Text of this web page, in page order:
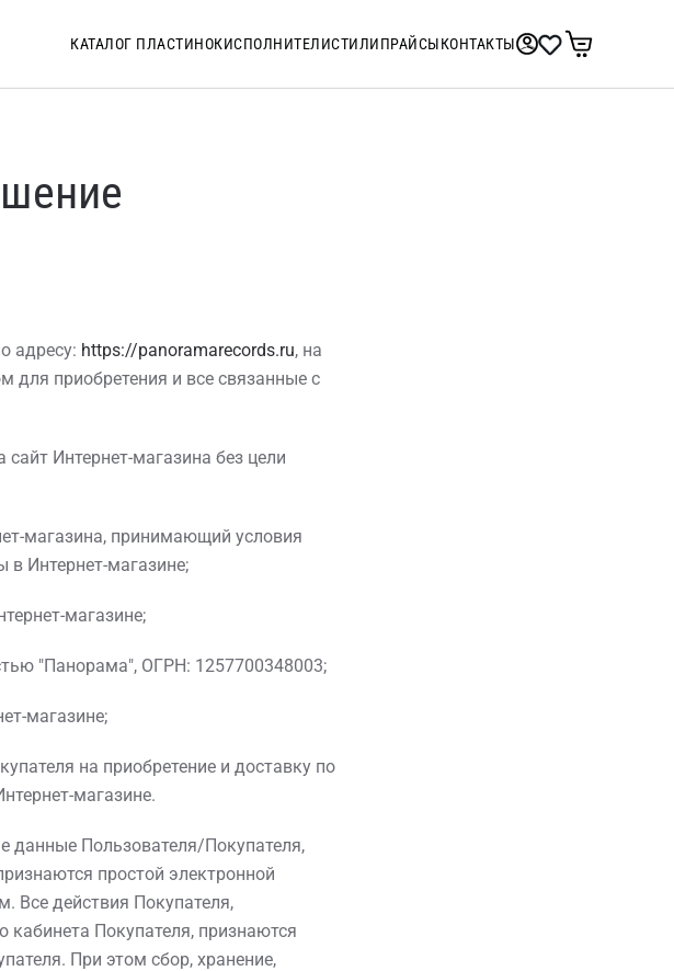
КАТАЛОГ ПЛАСТИНОКИСПОЛНИТЕЛИСТИЛИПРАЙСЫКОНТАКТЫ
адресу: https://panoramarecords.ru, на
приобретения и все связанные с
Интернет-магазина без цели
магазина, принимающий условия
Интернет-магазине;
магазине;
"Панорама", ОГРН: 1257700348003;
магазине;
на приобретение и доставку по
магазине.
данные Пользователя/Покупателя,
простой электронной
Все действия Покупателя,
Покупателя, признаются
При этом сбор, хранение,